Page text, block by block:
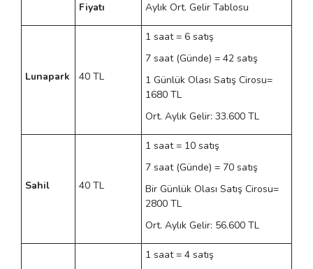
Fiyatı
Aylık Ort. Gelir Tablosu
Lunapark 40 TL
1 saat = 6 satış
7 saat (Günde) = 42 satış
1 Günlük Olası Satış Cirosu=
1680 TL
Ort. Aylık Gelir: 33.600 TL
Sahil 40 TL
1 saat = 10 satış
7 saat (Günde) = 70 satış
Bir Günlük Olası Satış Cirosu=
2800 TL
Ort. Aylık Gelir: 56.600 TL
1 saat = 4 satış